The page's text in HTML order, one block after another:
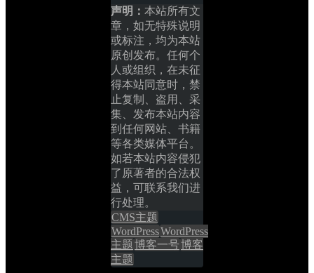
声明： 本站所有文
章，如无特殊说明
或标注，均为本站
原创发布。任何个
人或组织，在未征
得本站同意时，禁
止复制、盗用、采
集、发布本站内容
到任何网站、书籍
等各类媒体平台。
如若本站内容侵犯
了原著者的合法权
益，可联系我们进
行处理。
CMS主题
WordPressWordPress
主题博客一号博客
主题